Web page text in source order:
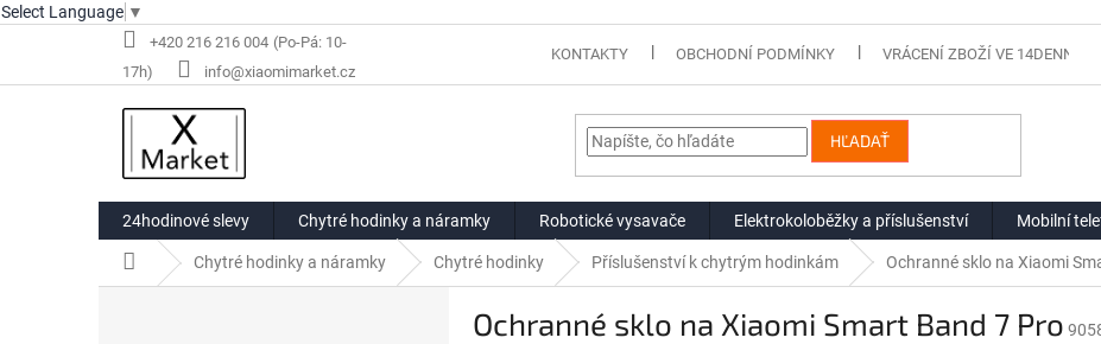
Select Language ▼
+420 216 216 004
info@xiaomimarket.cz
KONTAKTY OBCHODNÍ PODMÍNKY VRÁCENÍ ZBOŽÍ VE 14DENNÍ
HĽADAŤ
24hodinové slevy Chytré hodinky a náramky Robotické vysavače Elektrokoloběžky a příslušenství Mobilní
DomovChytré hodinky a náramky Chytré hodinky Příslušenství k chytrým hodinkám Ochranné sklo na Xiaomi
Ochranné sklo na Xiaomi Smart Band 7 Pro